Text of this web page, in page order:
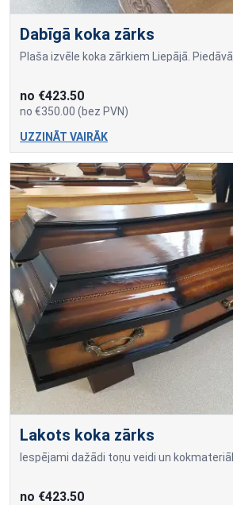
Dabīgā koka zārks
no €423.50
no €350.00 (bez PVN)
UZZINĀT VAIRĀK
Lakots koka zārks
no €423.50